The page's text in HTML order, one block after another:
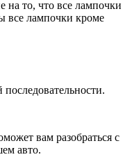
на то, что все лампочки
все лампочки кроме
вам разобраться с
авто.